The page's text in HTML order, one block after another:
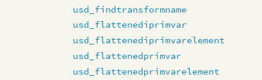
usd_findtransformname
usd_flattenediprimvar
usd_flattenediprimvarelement
usd_flattenedprimvar
usd_flattenedprimvarelement